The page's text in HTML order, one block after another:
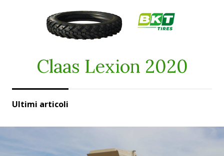
Claas Lexion 2020
Ultimi articoli